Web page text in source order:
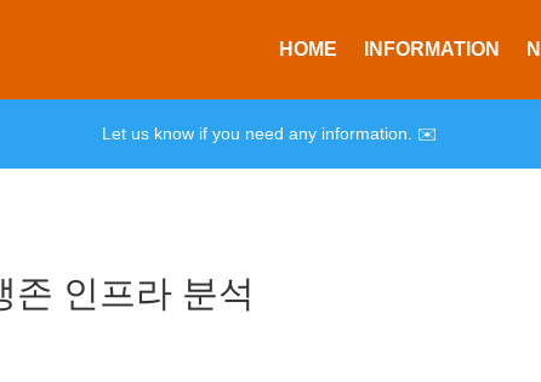
HOME INFORMATION
Let us know if you need any information. ✉️
존 인프라 분석